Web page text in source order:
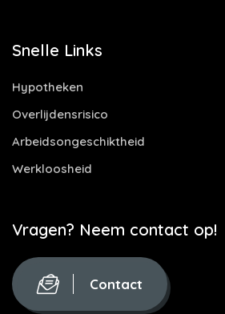
Snelle Links
Hypotheken
Overlijdensrisico
Arbeidsongeschiktheid
Werkloosheid
Vragen? Neem contact op!
Contact